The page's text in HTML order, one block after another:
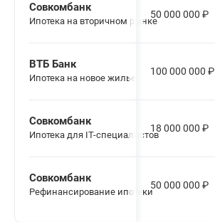
Совкомбанк
Ипотека на вторичном рынке
50 000 000 ₽
ВТБ Банк
Ипотека на новое жилье
100 000 000 ₽
Совкомбанк
Ипотека для IT-специалистов
18 000 000 ₽
Совкомбанк
Рефинансирование ипотеки
50 000 000 ₽